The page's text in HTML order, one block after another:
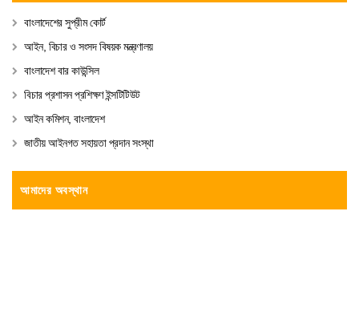
বাংলাদেশের সুপ্রীম কোর্ট
আইন, বিচার ও সংসদ বিষয়ক মন্ত্রণালয়
বাংলাদেশ বার কাউন্সিল
বিচার প্রশাসন প্রশিক্ষণ ইন্সটিটিউট
আইন কমিশন, বাংলাদেশ
জাতীয় আইনগত সহায়তা প্রদান সংস্থা
আমাদের অবস্থান